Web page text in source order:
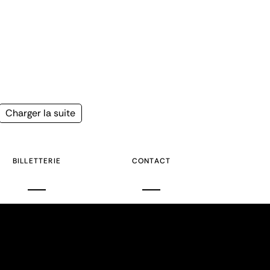
Page
Charger la suite
BILLETTERIE CONTACT